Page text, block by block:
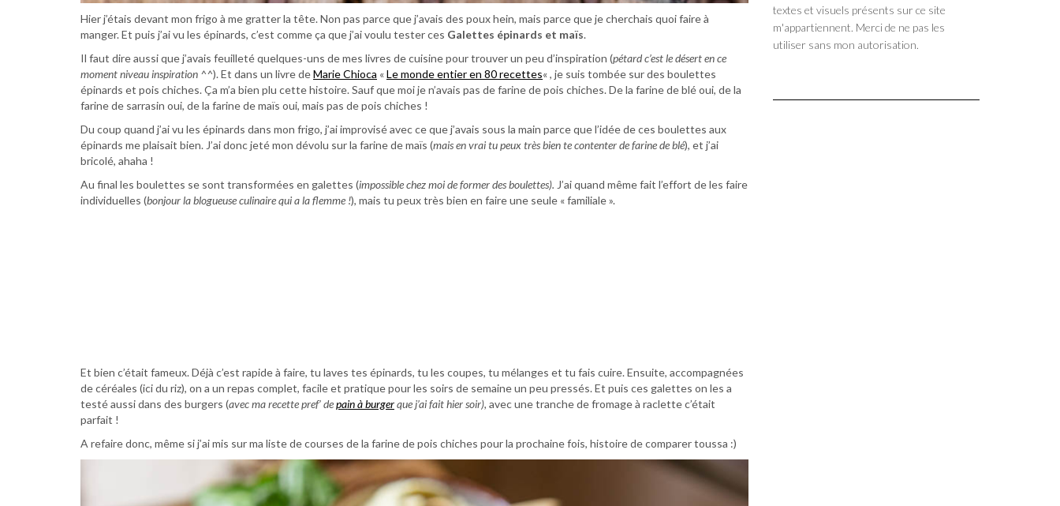
Hier j’étais devant mon frigo à me gratter la tête. Non pas parce que j’avais des poux hein, mais parce que je cherchais quoi faire à
manger. Et puis j’ai vu les épinards, c’est comme ça que j’ai voulu tester ces Galettes épinards et maïs.
Il faut dire aussi que j’avais feuilleté quelques-uns de mes livres de cuisine pour trouver un peu d’inspiration (pétard c’est le désert en ce
moment niveau inspiration ^^). Et dans un livre deMarie Chioca «Le monde entier en 80 recettes« , je suis tombée sur des boulettes
épinards et pois chiches. Ça m’a bien plu cette histoire. Sauf que moi je n’avais pas de farine de pois chiches. De la farine de blé oui, de la
farine de sarrasin oui, de la farine de maïs oui, mais pas de pois chiches !
Du coup quand j’ai vu les épinards dans mon frigo, j’ai improvisé avec ce que j’avais sous la main parce que l’idée de ces boulettes aux
épinards me plaisait bien. J’ai donc jeté mon dévolu sur la farine de maïs (mais en vrai tu peux très bien te contenter de farine de blé), et j’ai
bricolé, ahaha !
Au final les boulettes se sont transformées en galettes (impossible chez moi de former des boulettes). J’ai quand même fait l’effort de les faire
individuelles (bonjour la blogueuse culinaire qui a la flemme !), mais tu peux très bien en faire une seule « familiale ».
Et bien c’était fameux. Déjà c’est rapide à faire, tu laves tes épinards, tu les coupes, tu mélanges et tu fais cuire. Ensuite, accompagnées
de céréales (ici du riz), on a un repas complet, facile et pratique pour les soirs de semaine un peu pressés. Et puis ces galettes on les a
testé aussi dans des burgers (avec ma recette pref’ depain à burgerque j’ai fait hier soir), avec une tranche de fromage à raclette c’était
parfait !
A refaire donc, même si j’ai mis sur ma liste de courses de la farine de pois chiches pour la prochaine fois, histoire de comparer toussa :)
textes et visuels présents sur ce site
m'appartiennent. Merci de ne pas les
utiliser sans mon autorisation.